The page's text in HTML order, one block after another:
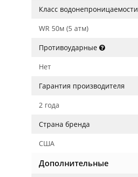
Класс водонепроницаемости
WR 50м (5 атм)
Противоударные
Нет
Гарантия производителя
2 года
Страна бренда
США
Дополнительные